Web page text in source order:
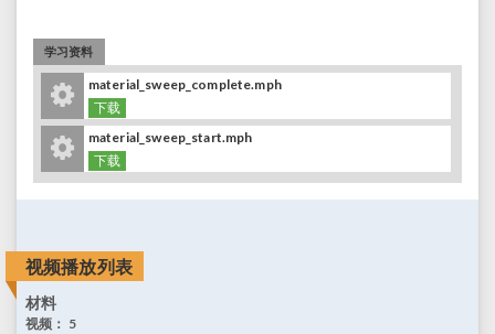
学习资料
material_sweep_complete.mph
下载
material_sweep_start.mph
下载
视频播放列表
材料
视频： 5